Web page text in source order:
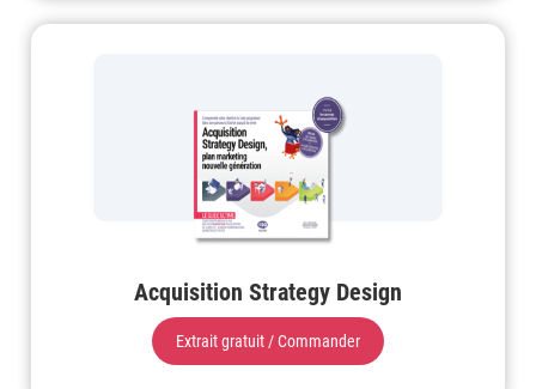
Acquisition Strategy Design
Extrait gratuit / Commander